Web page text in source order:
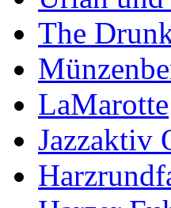
The
LaMarotte
Jazzaktiv